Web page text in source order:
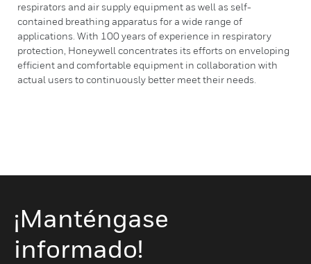
respirators and air supply equipment as well as self-
contained breathing apparatus for a wide range of
applications. With 100 years of experience in respiratory
protection, Honeywell concentrates its efforts on enveloping
efficient and comfortable equipment in collaboration with
actual users to continuously better meet their needs.
¡Manténgase
informado!